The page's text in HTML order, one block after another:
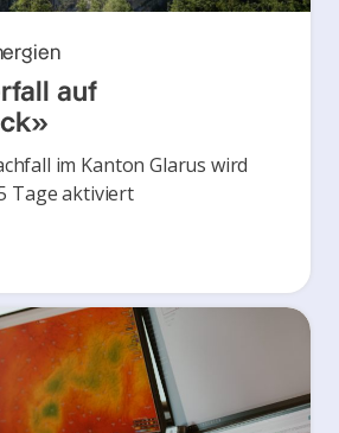
auf
im Kanton Glarus wird
Tage aktiviert